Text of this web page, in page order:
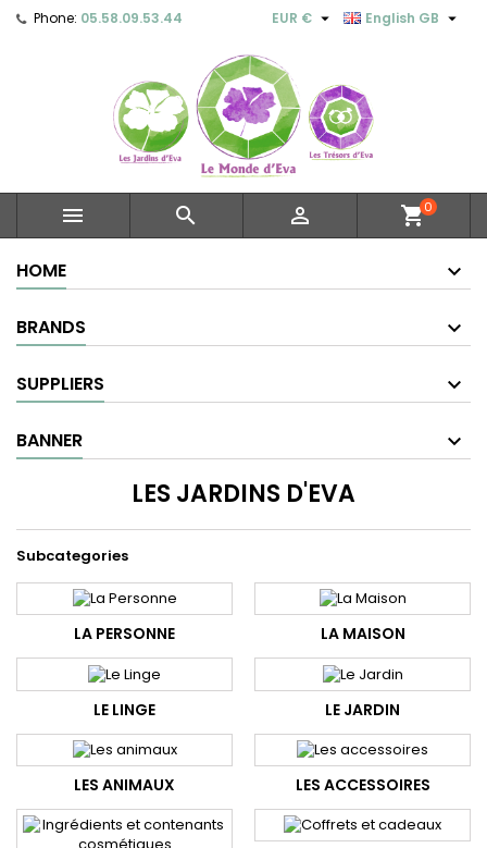
Phone: 05.58.09.53.44 English GB 
EUR € 
   shopping_cart0
HOME
BRANDS
SUPPLIERS
BANNER
LES JARDINS D'EVA
Subcategories
LA PERSONNE LA MAISON
LE LINGE LE JARDIN
LES ANIMAUX LES ACCESSOIRES